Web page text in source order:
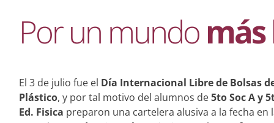
Por un mundo
El 3 de julio fue el Día Internacional Libre de Bolsas
Plástico, y por tal motivo del alumnos de5to Soc A y
Ed. Fisica preparon una cartelera alusiva a la fecha en